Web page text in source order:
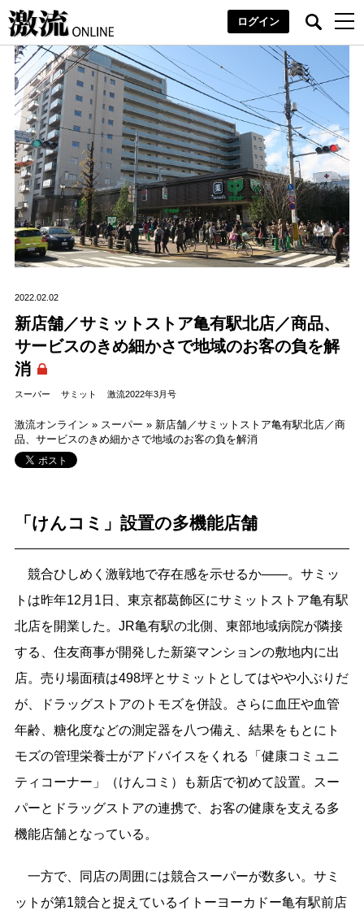
ログイン
2022.02.02
新店舗／サミットストア亀有駅北店／商品、
サービスのきめ細かさで地域のお客の負を解
消
スーパー サミット 激流2022年3月号
激流オンライン » スーパー » 新店舗／サミットストア亀有駅北店／商
品、サービスのきめ細かさで地域のお客の負を解消
「けんコミ」設置の多機能店舗
競合ひしめく激戦地で存在感を示せるか――。サミッ
トは昨年12月1日、東京都葛飾区にサミットストア亀有駅
北店を開業した。JR亀有駅の北側、東部地域病院が隣接
する、住友商事が開発した新築マンションの敷地内に出
店。売り場面積は498坪とサミットとしてはやや小ぶりだ
が、ドラッグストアのトモズを併設。さらに血圧や血管
年齢、糖化度などの測定器を八つ備え、結果をもとにト
モズの管理栄養士がアドバイスをくれる「健康コミュニ
ティコーナー」（けんコミ）も新店で初めて設置。スー
パーとドラッグストアの連携で、お客の健康を支える多
機能店舗となっている。
一方で、同店の周囲には競合スーパーが数多い。サミ
ットが第1競合と捉えているイトーヨーカドー亀有駅前店